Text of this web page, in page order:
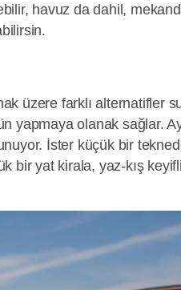
havuz da dahil,
üzere farklı alternatifler
yapmaya olanak sağlar.
İster küçük bir
bir yat kirala, yaz-kış